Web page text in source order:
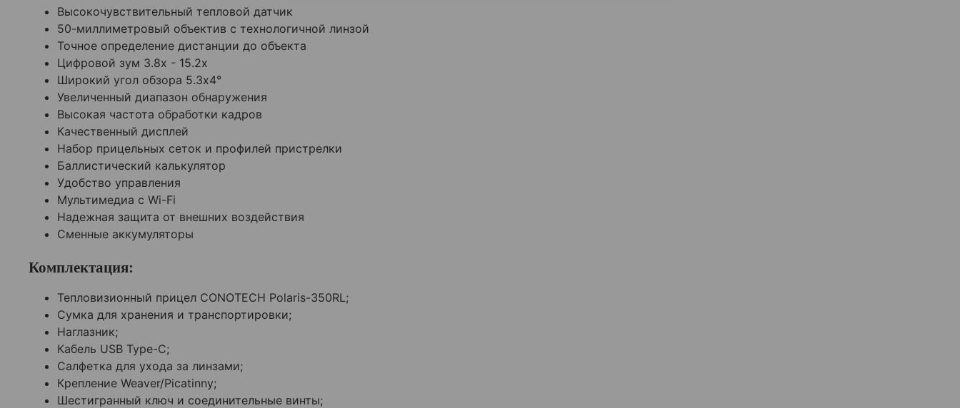
Высокочувствительный тепловой датчик
50-миллиметровый объектив с технологичной линзой
Точное определение дистанции до объекта
Цифровой зум 3.8x - 15.2x
Широкий угол обзора 5.3x4°
Увеличенный диапазон обнаружения
Высокая частота обработки кадров
Качественный дисплей
Набор прицельных сеток и профилей пристрелки
Баллистический калькулятор
Удобство управления
Мультимедиа с Wi-Fi
Надежная защита от внешних воздействия
Сменные аккумуляторы
Комплектация:
Тепловизионный прицел CONOTECH Polaris-350RL;
Cумка для хранения и транспортировки;
Наглазник;
Кабель USB Type-C;
Салфетка для ухода за линзами;
Крепление Weaver/Picatinny;
Шестигранный ключ и соединительные винты;